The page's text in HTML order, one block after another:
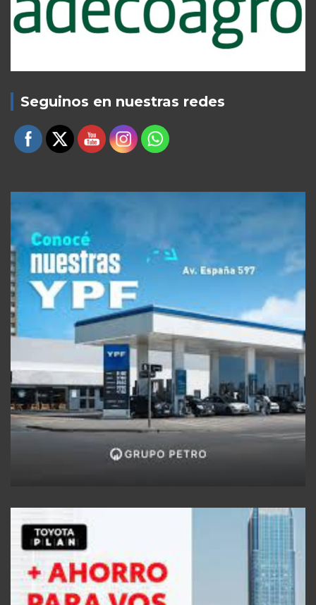
Seguinos en nuestras redes